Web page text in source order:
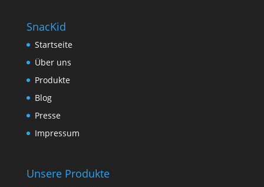
SnacKid
Startseite
Über uns
Produkte
Blog
Presse
Impressum
Unsere Produkte